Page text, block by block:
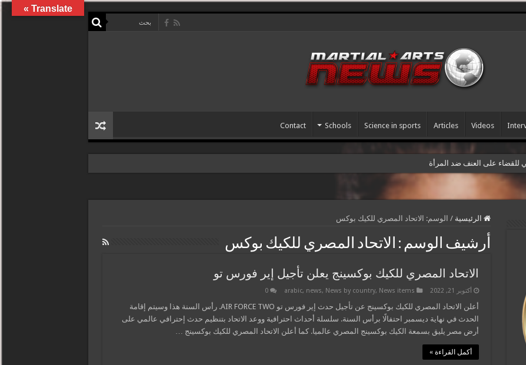
Videos
Articles
Science in sports
Schools
Contact
للقضاء على العنف ضد المرأة
الرئيسية / الوسم: الاتحاد المصري للكيك بوكس
أرشيف الوسم : الاتحاد المصري للكيك بوكس
الاتحاد المصري للكيك بوكسينج يعلن تأجيل إير فورس تو
أكتوبر 21, 2022 arabic, news, News by country, News items
0
أعلن الاتحاد المصري للكيك بوكسينج عن تأجيل حدث إير فورس تو AIR FORCE TWO. رأس السنة هذا وسيتم إقامة
الحدث في نهاية ديسمبر احتفالًا برأس السنة. سلسلة أحداث احترافية ووعد الاتحاد بتنظيم حدث إحترافي عالمي على
أرض مصر يليق بسمعة الكيك بوكسينج المصري عالميا. كما أعلن الاتحاد المصري للكيك بوكسينج …
أكمل القراءة »
Translate »